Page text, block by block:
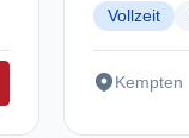
Vollzeit
Kempten